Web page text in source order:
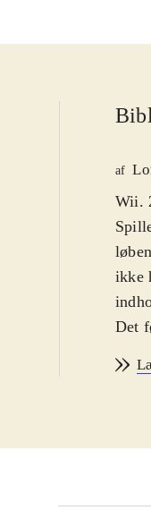
af
Wii.
ikke
Det
skal
vej
kan